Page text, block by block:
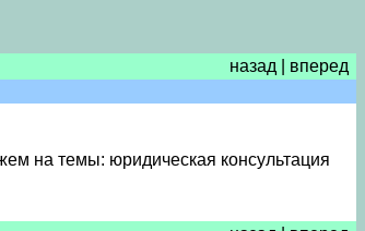
назад
вперед
на темы: юридическая консультация